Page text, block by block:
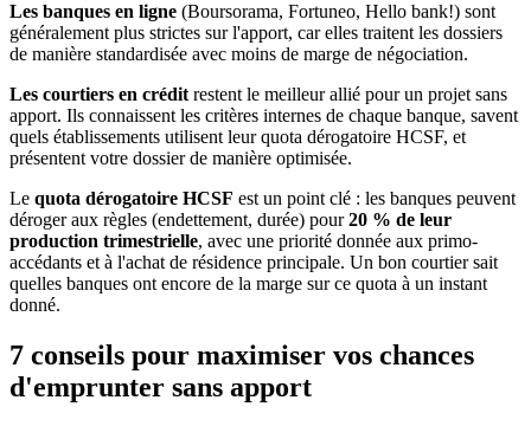
Les banques en ligne (Boursorama, Fortuneo, Hello bank!) sont
généralement plus strictes sur l'apport, car elles traitent les dossiers
de manière standardisée avec moins de marge de négociation.
Les courtiers en crédit restent le meilleur allié pour un projet sans
apport. Ils connaissent les critères internes de chaque banque, savent
quels établissements utilisent leur quota dérogatoire HCSF, et
présentent votre dossier de manière optimisée.
Le quota dérogatoire HCSF est un point clé : les banques peuvent
déroger aux règles (endettement, durée) pour20 % de leur
production trimestrielle, avec une priorité donnée aux primo-
accédants et à l'achat de résidence principale. Un bon courtier sait
quelles banques ont encore de la marge sur ce quota à un instant
donné.
7 conseils pour maximiser vos chances
d'emprunter sans apport